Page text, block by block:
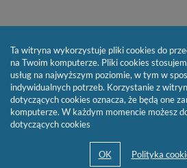
Ta witryna wykorzystuje pliki cookies do
na Twoim komputerze. Pliki cookies
usług na najwyższym poziomie, w tym w
indywidualnych potrzeb. Korzystanie z
dotyczących cookies oznacza, że będą one
komputerze. W każdym momencie możesz
dotyczących cookies